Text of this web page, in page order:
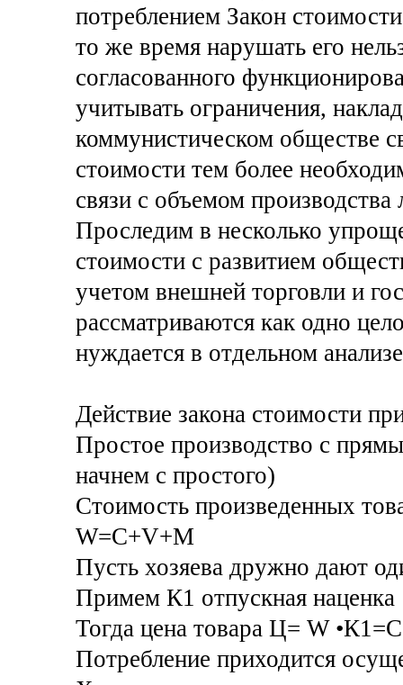
потреблением Закон
то же время нарушать его
согласованного
учитывать ограничения,
коммунистическом обществе
стоимости тем более
связи с объемом производства
Проследим в несколько
стоимости с развитием
учетом внешней торговли и
рассматриваются как одно
нуждается в отдельном
Действие закона стоимости
Простое производство с
начнем с простого)
Стоимость произведенных
W=C+V+M
Пусть хозяева дружно дают
Примем К1 отпускная наценка
Тогда цена товара Ц= W
Потребление приходится